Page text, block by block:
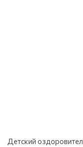
Детский